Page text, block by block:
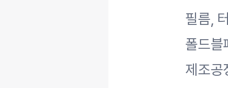
필름,
폴드블
제조공